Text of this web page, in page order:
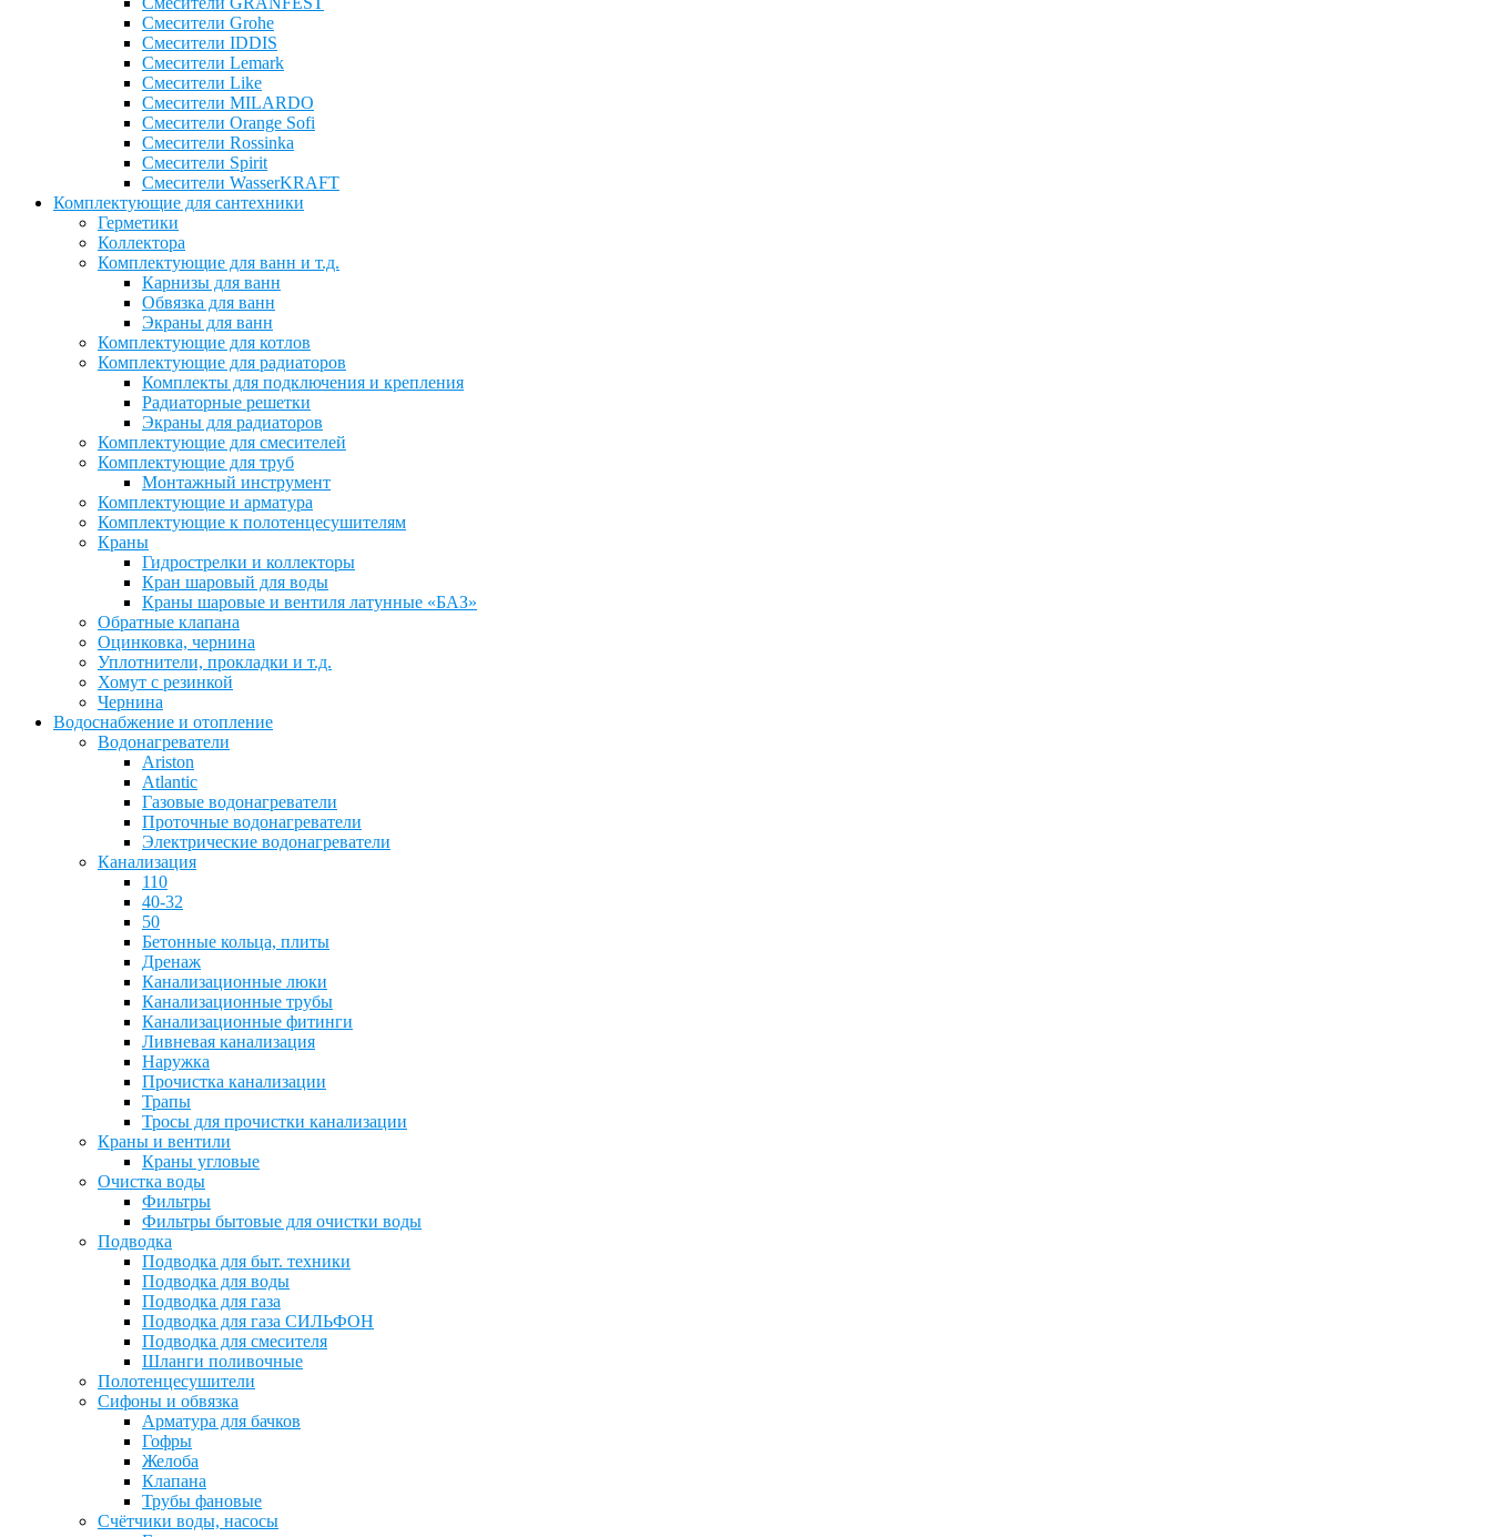
Смесители Grohe
Смесители IDDIS
Смесители Lemark
Смесители Like
Смесители MILARDO
Смесители Orange Sofi
Смесители Rossinka
Смесители Spirit
Смесители WasserKRAFT
Комплектующие для сантехники
Герметики
Коллектора
Комплектующие для ванн и т.д.
Карнизы для ванн
Обвязка для ванн
Экраны для ванн
Комплектующие для котлов
Комплектующие для радиаторов
Комплекты для подключения и крепления
Радиаторные решетки
Экраны для радиаторов
Комплектующие для смесителей
Комплектующие для труб
Монтажный инструмент
Комплектующие и арматура
Комплектующие к полотенцесушителям
Краны
Гидрострелки и коллекторы
Кран шаровый для воды
Краны шаровые и вентиля латунные «БАЗ»
Обратные клапана
Оцинковка, чернина
Уплотнители, прокладки и т.д.
Хомут с резинкой
Чернина
Водоснабжение и отопление
Водонагреватели
Ariston
Atlantic
Газовые водонагреватели
Проточные водонагреватели
Электрические водонагреватели
Канализация
110
40-32
50
Бетонные кольца, плиты
Дренаж
Канализационные люки
Канализационные трубы
Канализационные фитинги
Ливневая канализация
Наружка
Прочистка канализации
Трапы
Тросы для прочистки канализации
Краны и вентили
Краны угловые
Очистка воды
Фильтры
Фильтры бытовые для очистки воды
Подводка
Подводка для быт. техники
Подводка для воды
Подводка для газа
Подводка для газа СИЛЬФОН
Подводка для смесителя
Шланги поливочные
Полотенцесушители
Сифоны и обвязка
Арматура для бачков
Гофры
Желоба
Клапана
Трубы фановые
Счётчики воды, насосы